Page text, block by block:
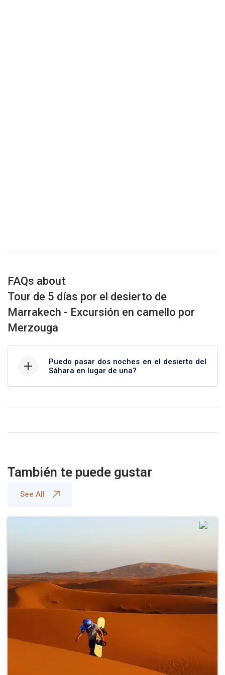
FAQs about
Tour de 5 días por el desierto de
Marrakech - Excursión en camello por
Merzouga
Puedo pasar dos noches en el desierto del
Sáhara en lugar de una?
También te puede gustar
See All